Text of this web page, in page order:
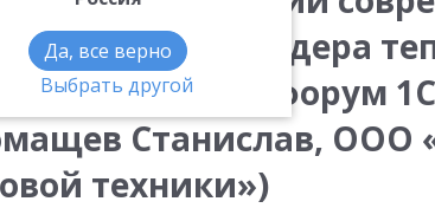
Да, все верно
Выбрать другой
Опыт лидера
(10-й Бизнес-форум
Станислав, ООО
техники»)